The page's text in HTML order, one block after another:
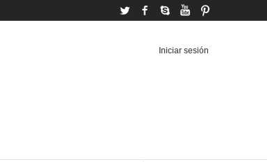
Twitter Facebook
Skype YouTube
Iniciar sesión